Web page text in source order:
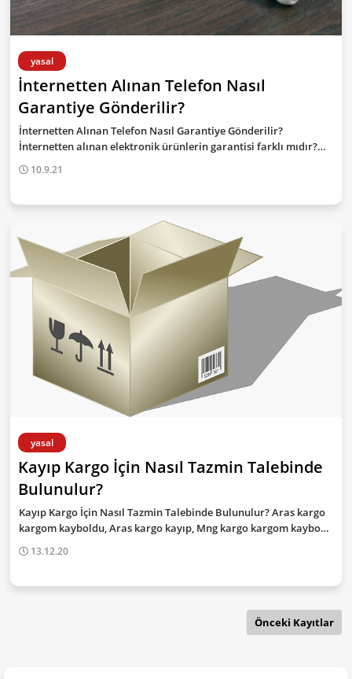
yasal
İnternetten Alınan Telefon Nasıl
Garantiye Gönderilir?
İnternetten Alınan Telefon Nasıl Garantiye Gönderilir?
İnternetten alınan elektronik ürünlerin garantisi farklı mıdır?…
10.9.21
yasal
Kayıp Kargo İçin Nasıl Tazmin Talebinde
Bulunulur?
Kayıp Kargo İçin Nasıl Tazmin Talebinde Bulunulur? Aras kargo
kargom kayboldu, Aras kargo kayıp, Mng kargo kargom kaybo…
13.12.20
Önceki Kayıtlar